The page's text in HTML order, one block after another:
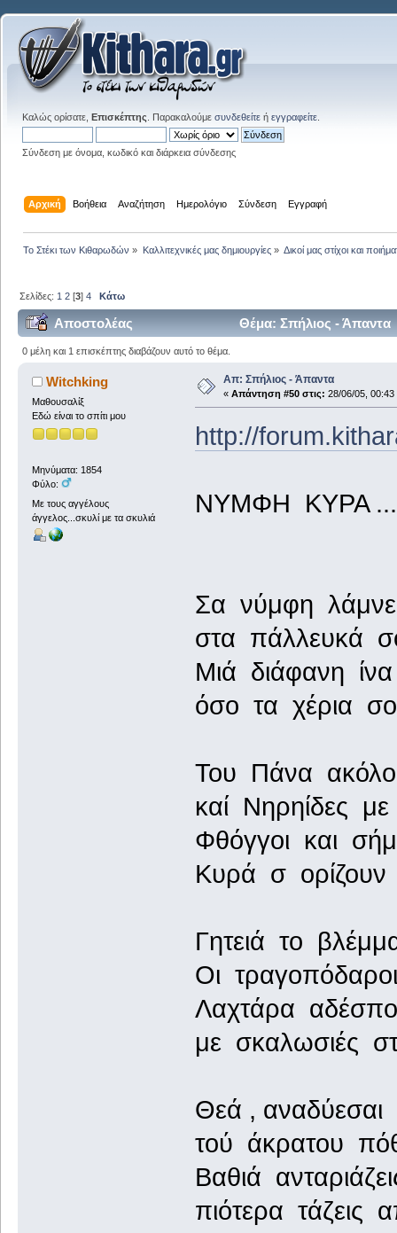
Καλώς ορίσατε, Επισκέπτης . Παρακαλούμε συνδεθείτε ή εγγραφείτε
Σύνδεση με όνομα, κωδικό και διάρκεια σύνδεσης
Αρχική Βοήθεια Αναζήτηση Ημερολόγιο Σύνδεση Εγγραφή
Το Στέκι των Κιθαρωδών » Καλλιτεχνικές μας δημιουργίες» Δικοί μας στίχοι και
Σελίδες: 1 2 [3]4 Κάτω
Αποστολέας Θέμα: Σπήλιος - Άπαντα
0 μέλη και 1 επισκέπτης διαβάζουν αυτό το θέμα.
Witchking
Μαθουσαλίξ
Εδώ είναι το σπίτι μου
Μηνύματα: 1854
Φύλο:
Με τους αγγέλους
άγγελος...σκυλί με τα σκυλιά
Απ: Σπήλιος - Άπαντα
« Απάντηση #50 στις: 28/06/05, 00:43
http://
ΝΥΜΦΗ ΚΥΡΑ ...
Σα νύμφη
στα πάλλευκά
Μιά διάφανη
όσο τα χέρια
Του Πάνα
καί Νηρηίδες
Φθόγγοι και
Κυρά σ
Γητειά το
Οι
Λαχτάρα
με σκαλωσιές
Θεά ,
τού άκρατου
Βαθιά
πιότερα